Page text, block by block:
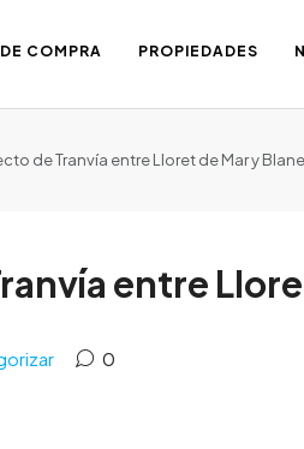
COMPRA PROPIEDADES
de Tranvía entre Lloret de Mar y
entre
0